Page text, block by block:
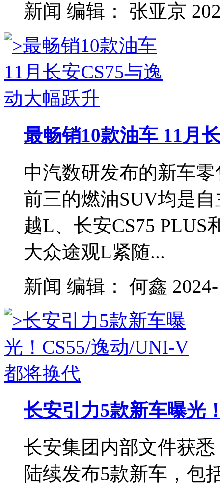
新闻 编辑： 张亚京
最畅销10款油车 11月
中汽数研发布的新车
前三的燃油SUV均是
越L、长安CS75 PLUS
大众途观L紧随...
新闻 编辑： 何鑫
长安引力5款新车曝光
长安集团内部文件获
陆续发布5款新车，包